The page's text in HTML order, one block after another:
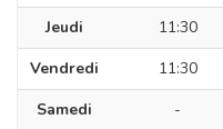
Jeudi
11:30
Vendredi
11:30
Samedi
-